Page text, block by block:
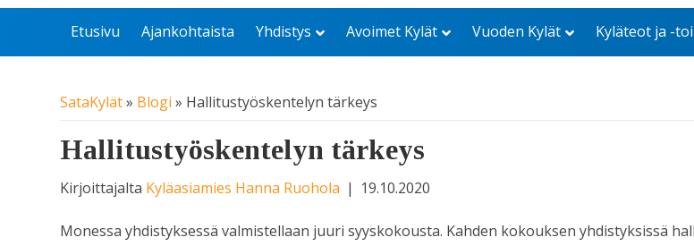
Etusivu Ajankohtaista Yhdistys Avoimet Kylät Vuoden Kylät Kyläteot ja -
SataKylät» Blogi » Hallitustyöskentelyn tärkeys
Hallitustyöskentelyn tärkeys
Kirjoittajalta Kyläasiamies Hanna Ruohola | 19.10.2020
Monessa yhdistyksessä valmistellaan juuri syyskokousta. Kahden kokouksen yhdistyksissä